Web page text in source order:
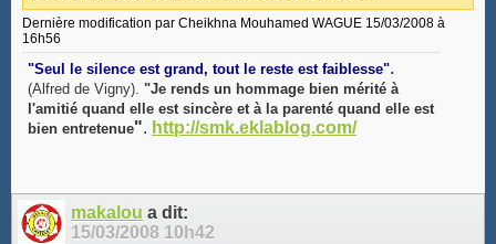
Dernière modification par Cheikhna Mouhamed WAGUE 15/03/2008 à
16h56
"Seul le silence est grand, tout le reste est faiblesse".
(Alfred de Vigny). "Je rends un hommage bien mérité à
l'amitié quand elle est sincère et à la parenté quand elle est
bien entretenue". http://smk.eklablog.com/
makalou a dit:
15/03/2008 10h42